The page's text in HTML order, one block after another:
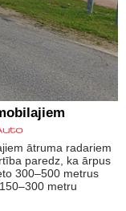
ātruma radariem
paredz, ka ārpus
300–500 metrus
metru